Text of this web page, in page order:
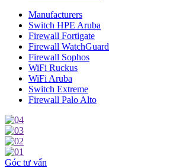
Manufacturers
Switch HPE Aruba
Firewall Fortigate
Firewall WatchGuard
Firewall Sophos
WiFi Ruckus
WiFi Aruba
Switch Extreme
Firewall Palo Alto
Góc tư vấn